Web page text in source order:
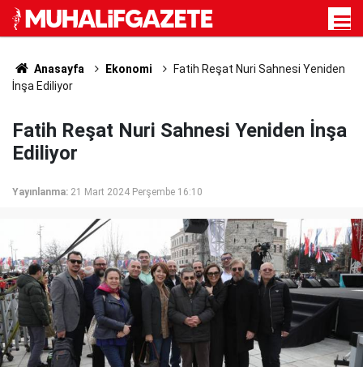
Anasayfa Ekonomi
Fatih Reşat Nuri Sahnesi Yeniden
İnşa Ediliyor
Fatih Reşat Nuri Sahnesi Yeniden İnşa
Ediliyor
Yayınlanma: 21 Mart 2024 Perşembe 16:10